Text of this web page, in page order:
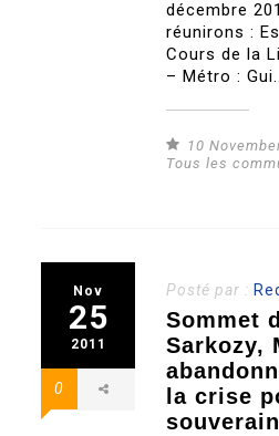
décembre
réunirons :
Cours de la
– Métro :
10
Tous les
Nov
25
2011
0
Posté par :
Sommet
Sarkozy,
la crise